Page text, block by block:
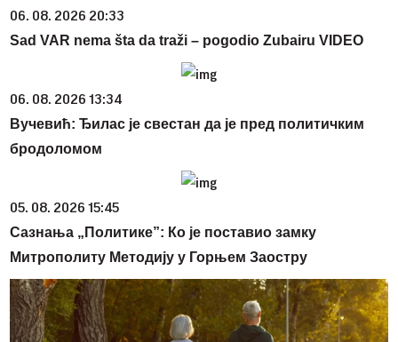
06. 08. 2026 20:33
Sad VAR nema šta da traži – pogodio Zubairu VIDEO
06. 08. 2026 13:34
Вучевић: Ђилас је свестан да је пред политичким
бродоломом
05. 08. 2026 15:45
Сазнања „Политике”: Ко је поставио замку
Митрополиту Методију у Горњем Заостру